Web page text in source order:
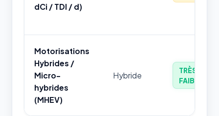
dCi / TDI / d)
Motorisations
Hybrides /
Micro-
hybrides
(MHEV)
Hybride
TRÈS
FAIBLE